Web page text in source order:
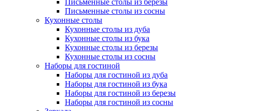
Письменные столы из березы
Письменные столы из сосны
Кухонные столы
Кухонные столы из дуба
Кухонные столы из бука
Кухонные столы из березы
Кухонные столы из сосны
Наборы для гостиной
Наборы для гостиной из дуба
Наборы для гостиной из бука
Наборы для гостиной из березы
Наборы для гостиной из сосны